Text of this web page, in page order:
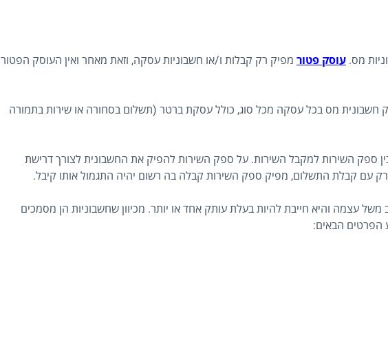
מס. עוסק פטור מפיק רק קבלות ו/או חשבוניות עסקה, וזאת מאחר ואין העוסק הפטור
חשבונית מס בכל עסקה מכל סוג, כולל עסקת ברטר (תשלום בסחורה או שירות בתמורה
ספק השירות למקבל השירות. על ספק השירות להפיק את החשבונית לצורך דרישת
רק עם קבלת התשלום, מפיק ספק השירות קבלה בה רשום יהיה התגמול אותו קיבל.
עצמה והיא חייבת להיות בעלת עותק אחד או יותר. מכיוון שחשבוניות הן מסמכים
הפרטים הבאים: